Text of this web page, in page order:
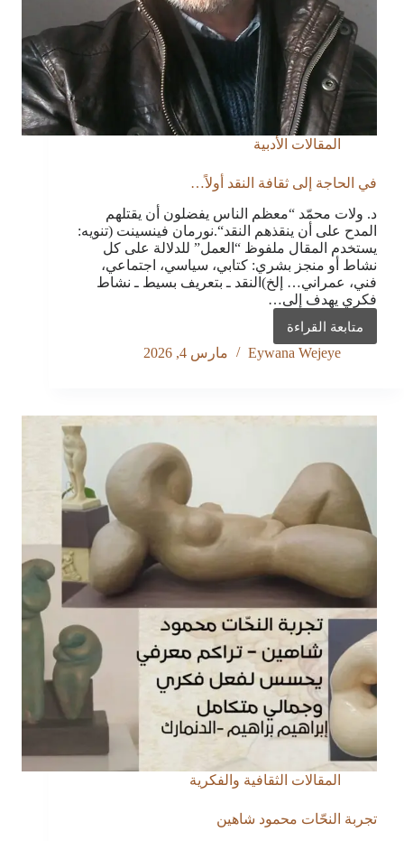
المقالات الأدبية
في الحاجة إلى ثقافة النقد أولاً…
د. ولات محمّد “معظم الناس يفضلون أن يقتلهم
المدح على أن ينقذهم النقد“.نورمان فينسينت (تنويه:
يستخدم المقال ملفوظ “العمل” للدلالة على كل
نشاط أو منجز بشري: كتابي، سياسي، اجتماعي،
فني، عمراني… إلخ)النقد ـ بتعريف بسيط ـ نشاط
فكري يهدف إلى…
متابعة القراءة
في
الحاجة
أولاً…
Eywana Wejeye مارس 4, 2026
المقالات الثقافية والفكرية
تجربة النحّات محمود شاهين